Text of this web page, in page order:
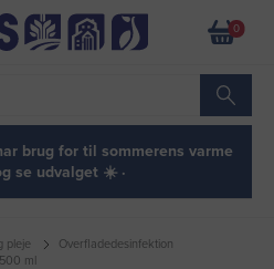
0
brug for til sommerens varme
se udvalget ☀️ ·
pleje
Overfladedesinfektion
ml